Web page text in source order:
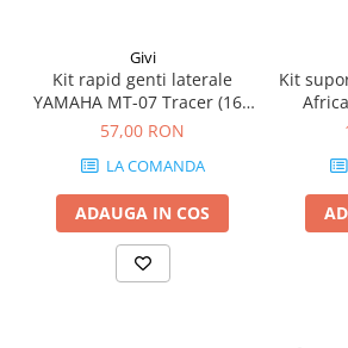
Givi
Kit rapid genti laterale
YAMAHA MT-07 Tracer (16 -
19)
57,00 RON
LA COMANDA
ADAUGA IN COS
Kit